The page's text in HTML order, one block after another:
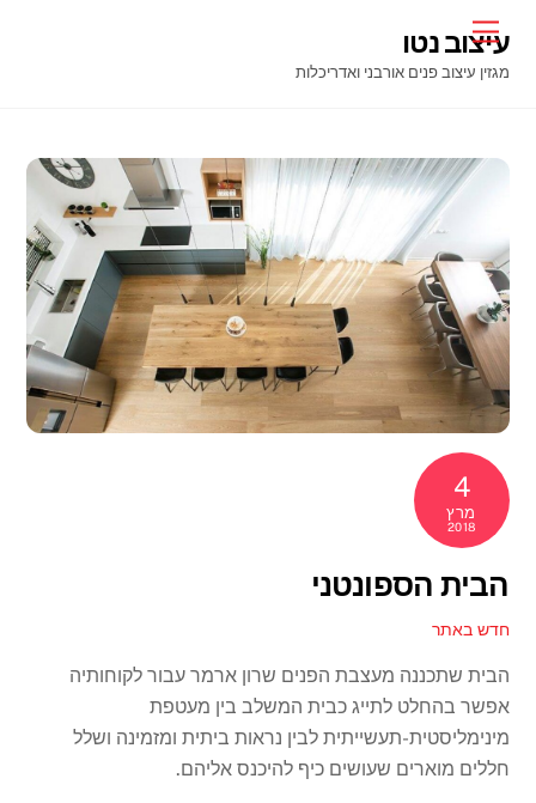
content
Menu
עיצוב נטו
מגזין עיצוב פנים אורבני ואדריכלות
4
מרץ
2018
הבית הספונטני
חדש באתר
הבית שתכננה מעצבת הפנים שרון ארמר עבור לקוחותיה
אפשר בהחלט לתייג כבית המשלב בין מעטפת
מינימליסטית-תעשייתית לבין נראות ביתית ומזמינה ושלל
חללים מוארים שעושים כיף להיכנס אליהם.